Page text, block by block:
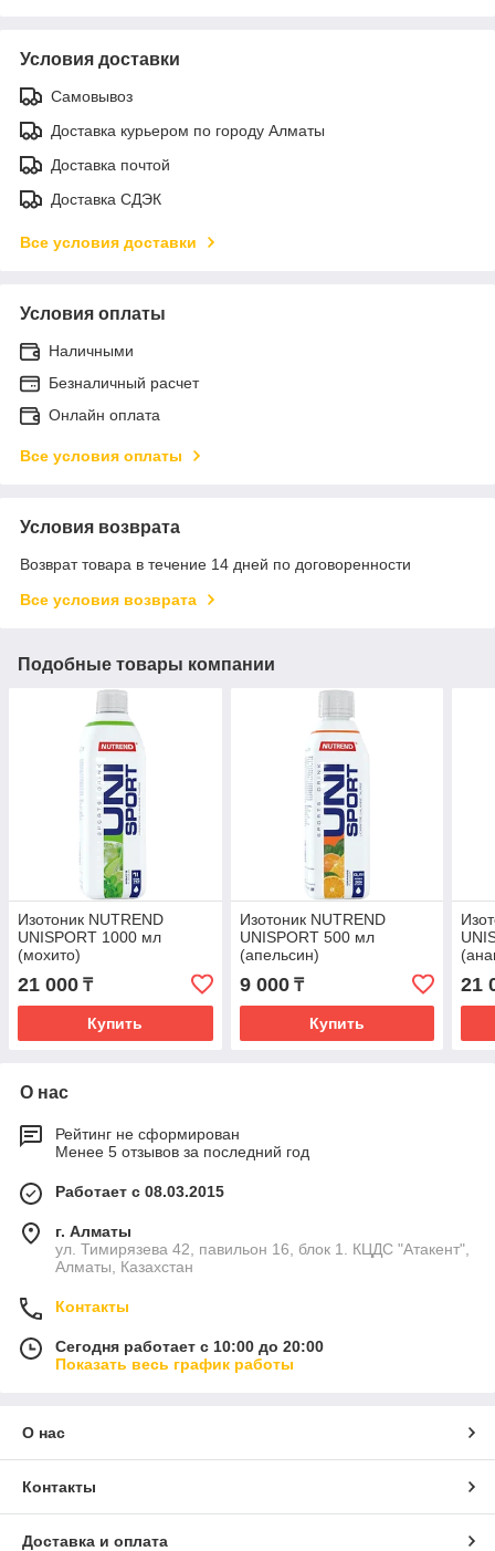
Условия доставки
Самовывоз
Доставка курьером по городу Алматы
Доставка почтой
Доставка СДЭК
Все условия доставки
Условия оплаты
Наличными
Безналичный расчет
Онлайн оплата
Все условия оплаты
Условия возврата
Возврат товара в течение 14 дней по договоренности
Все условия возврата
Подобные товары компании
Изотоник NUTREND
UNISPORT 1000 мл
(мохито)
21 000 ₸
Купить
Изотоник NUTREND
UNISPORT 500 мл
(апельсин)
9 000₸
Купить
21
О нас
Рейтинг не сформирован
Менее 5 отзывов за последний год
Работает с 08.03.2015
г. Алматы
ул. Тимирязева 42, павильон 16, блок 1. КЦДС "Атакент",
Алматы, Казахстан
Контакты
Сегодня работает с 10:00 до 20:00
Показать весь график работы
О нас
Контакты
Доставка и оплата